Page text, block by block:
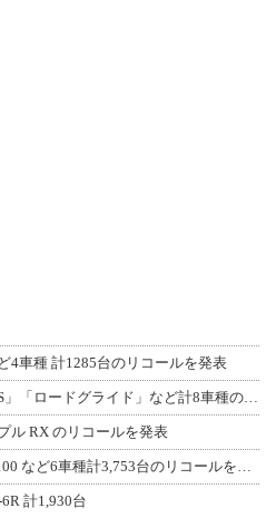
4車種 計1285台のリコールを発表
ル RX のリコールを発表
計1,930台